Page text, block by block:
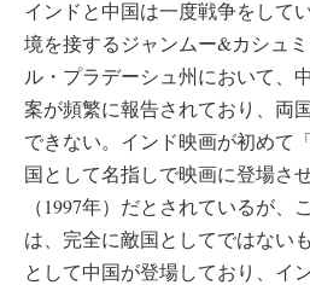
インドと中国は一度戦争をして
境を接するジャンムー&カシュ
ル・プラデーシュ州において、
案が頻繁に報告されており、両
できない。インド映画が初めて
国として名指しで映画に登場さ
（1997年）だとされているが、
は、完全に敵国としてではない
として中国が登場しており、イ